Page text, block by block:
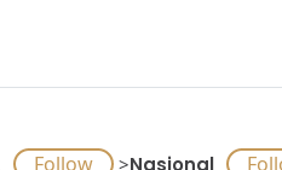
>Nasional